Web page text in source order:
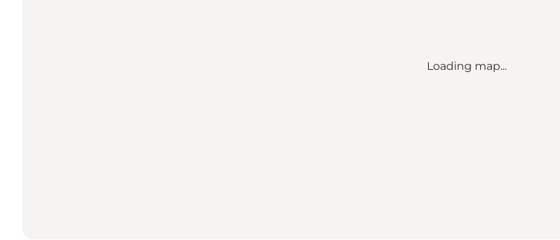
Loading map...